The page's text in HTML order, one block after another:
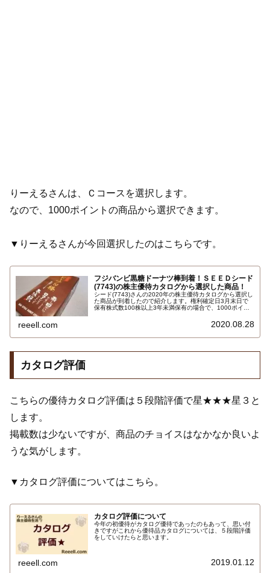
りーえるさんは、Ｃコースを選択します。
なので、1000ポイントの商品から選択できます。
▼りーえるさんが今回選択したのはこちらです。
フジバンビ黒糖ドーナツ棒到着！ＳＥＥＤシード
(7743)の株主優待カタログから選択した商品！
シード(7743)さんの2020年の株主優待カタログから選択し
た商品が到着したので紹介します。権利確定日3月末日で
保有株式数100株以上3年未満保有の場合で、1000ポイン
タログギフトから選択した熊本フジバンビさんの黒糖ドー
reeell.com 2020.08.28
カタログ評価
こちらの優待カタログ評価は５段階評価で星★★★星３と
します。
掲載数は少ないですが、商品のチョイスはなかなか良いよ
うな気がします。
▼カタログ評価についてはこちら。
カタログ評価について
今年の初優待がカタログ優待であったのもあって、思い付
きですがこれから優待品カタログについては、５段階評価
をしていけたらと思います。
reeell.com 2019.01.12